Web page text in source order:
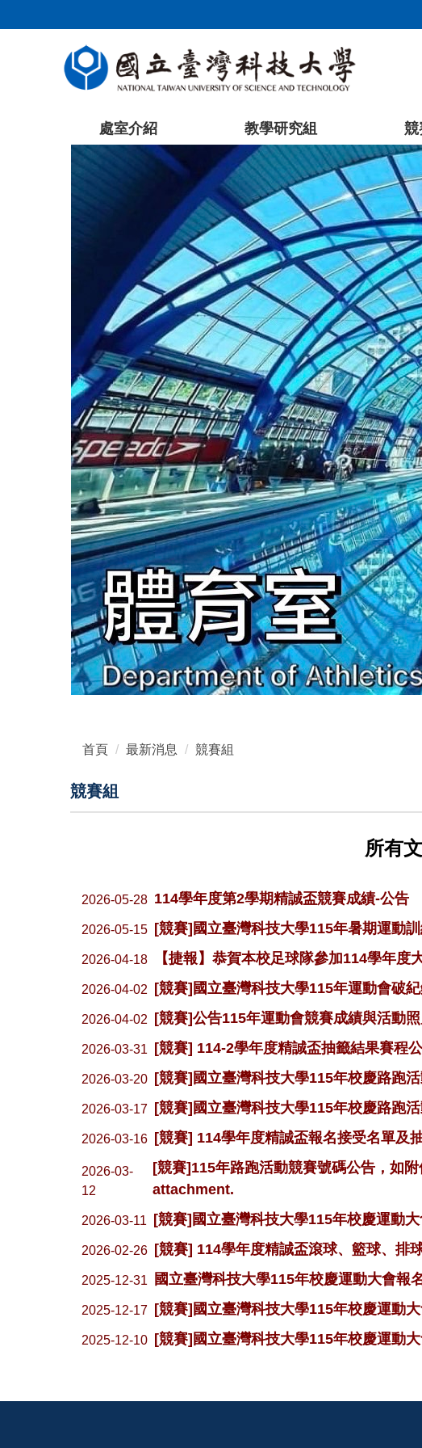
到
處室介紹 教學研究組 競
首頁 最新消息 競賽組
競賽組
所有
2026-05-28 114學年度第2學期精誠盃競賽成績-公告
2026-05-15 [競賽]國立臺灣科技大學115年暑期運動
2026-04-18 【捷報】恭賀本校足球隊參加114學年
2026-04-02 [競賽]國立臺灣科技大學115年運動會破
2026-04-02 [競賽]公告115年運動會競賽成績與活動
2026-03-31 [競賽] 114-2學年度精誠盃抽籤結果賽程
2026-03-20 [競賽]國立臺灣科技大學115年校慶路跑
2026-03-17 [競賽]國立臺灣科技大學115年校慶路跑
2026-03-16 [競賽] 114學年度精誠盃報名接受名單及
2026-03-
12
[競賽]115年路跑活動競賽號碼公告，
attachment.
2026-03-11 [競賽]國立臺灣科技大學115年校慶運動
2026-02-26 [競賽] 114學年度精誠盃滾球、籃球、排
2025-12-31 國立臺灣科技大學115年校慶運動大會報
2025-12-17 [競賽]國立臺灣科技大學115年校慶運動大
2025-12-10 [競賽]國立臺灣科技大學115年校慶運動